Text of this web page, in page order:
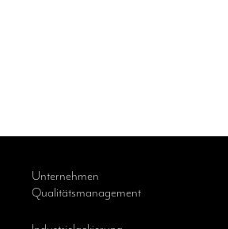
Unternehmen
Qualitätsmanagement